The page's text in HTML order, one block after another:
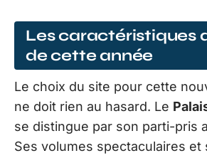
Les caractéristiques
de cette année
Le choix du site pour cette
ne doit rien au hasard. Le
se distingue par son parti-pris
Ses volumes spectaculaires et